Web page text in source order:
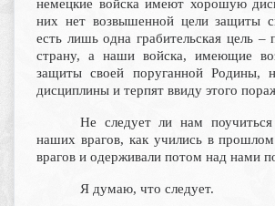
немецкие войска имеют хорошую
них нет возвышенной цели защиты
есть лишь одна грабительская цель
страну, а наши войска, имеющие
защиты своей поруганной Родины,
дисциплины и терпят ввиду этого
Не следует ли нам
наших врагов, как учились в
врагов и одерживали потом над нами
Я думаю, что следует.